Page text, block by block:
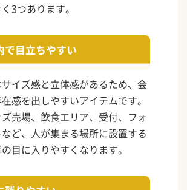
3つあります。
目立ちやすい
イズ感と立体感があるため、会
感を出しやすいアイテムです。
売場、飲食エリア、受付、フォ
など、人が集まる場所に設置する
目に入りやすくなります。